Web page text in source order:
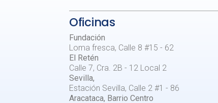
Oficinas
Fundación
Loma fresca, Calle 8 #15 - 62
El Retén
Calle 7, Cra. 2B - 12 Local 2
Sevilla,
Estación Sevilla, Calle 2 #1 - 86
Aracataca, Barrio Centro